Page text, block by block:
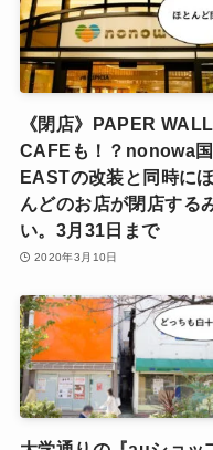
《閉店》PAPER WALL
CAFEも！？nonowa
EASTの改装と同時に
んどのお店が閉店する
い。3月31日まで
2020年3月10日